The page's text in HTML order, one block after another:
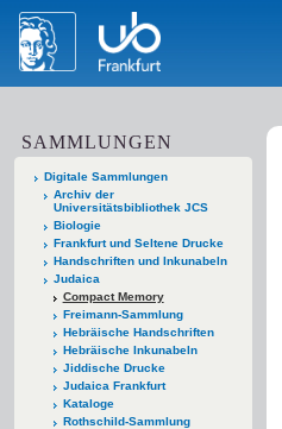
SAMMLUNGEN
Digitale Sammlungen
Archiv der
Universitätsbibliothek JCS
Biologie
Frankfurt und Seltene Drucke
Handschriften und Inkunabeln
Judaica
Compact Memory
Freimann-Sammlung
Hebräische Handschriften
Hebräische Inkunabeln
Jiddische Drucke
Judaica Frankfurt
Kataloge
Rothschild-Sammlung